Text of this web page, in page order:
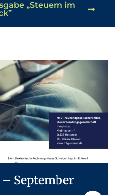
„Steuern im
September